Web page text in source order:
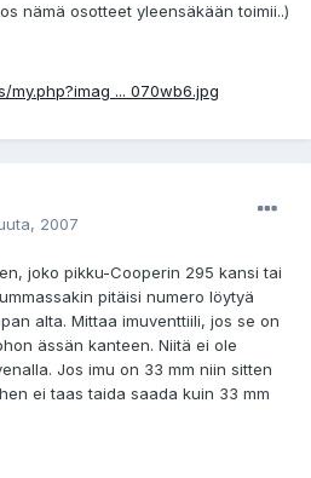
nämä osotteet yleensäkään toimii..)
... 070wb6.jpg
2007
joko pikku-Cooperin 295 kansi tai
pitäisi numero löytyä
alta. Mittaa imuventtiili, jos se on
ässän kanteen. Niitä ei ole
Jos imu on 33 mm niin sitten
ei taas taida saada kuin 33 mm